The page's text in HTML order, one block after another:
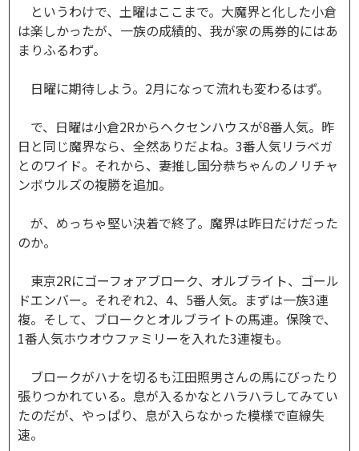
というわけで、土曜はここまで。大魔界と化した小倉
は楽しかったが、一族の成績的、我が家の馬券的にはあ
まりふるわず。
日曜に期待しよう。2月になって流れも変わるはず。
で、日曜は小倉2Rからヘクセンハウスが8番人気。昨
日と同じ魔界なら、全然ありだよね。3番人気リラベガ
とのワイド。それから、妻推し国分恭ちゃんのノリチャ
ンボウルズの複勝を追加。
が、めっちゃ堅い決着で終了。魔界は昨日だけだった
のか。
東京2Rにゴーフォアブローク、オルブライト、ゴール
ドエンバー。それぞれ2、4、5番人気。まずは一族3連
複。そして、ブロークとオルブライトの馬連。保険で、
1番人気ホウオウファミリーを入れた3連複も。
ブロークがハナを切るも江田照男さんの馬にびったり
張りつかれている。息が入るかなとハラハラしてみてい
たのだが、やっぱり、息が入らなかった模様で直線失
速。